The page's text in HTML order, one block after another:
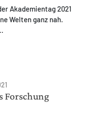
Akademientag 2021
Welten ganz nah.
Forschung